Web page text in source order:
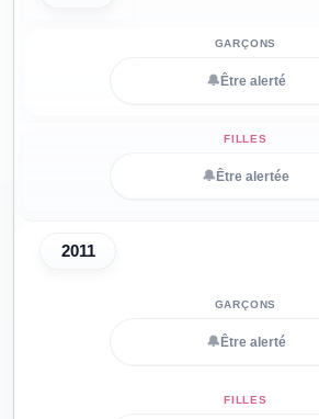
🔔 Être alerté
🔔 Être alertée
2011
🔔 Être alerté